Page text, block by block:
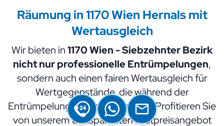
Räumung in 1170 Wien Hernals mit
Wertausgleich
Wir bieten in1170 Wien - Siebzehnter Bezirk
nicht nur professionelle Entrümpelungen,
sondern auch einen fairen Wertausgleich für
Wertgegenstände, die während der
Entrümpelung gefunden werden. Profitieren Sie
von unserem transparenten Festpreisangebot